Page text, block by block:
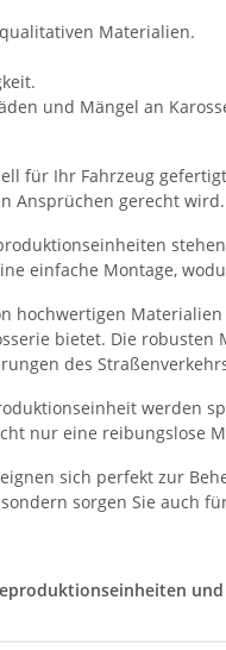
Materialien.
und Mängel an
für Ihr Fahrzeug
Ansprüchen gerecht wird.
einfache Montage,
hochwertigen
bietet. Die
des
werden
nur eine reibungslose
sich perfekt zur
sorgen Sie auch